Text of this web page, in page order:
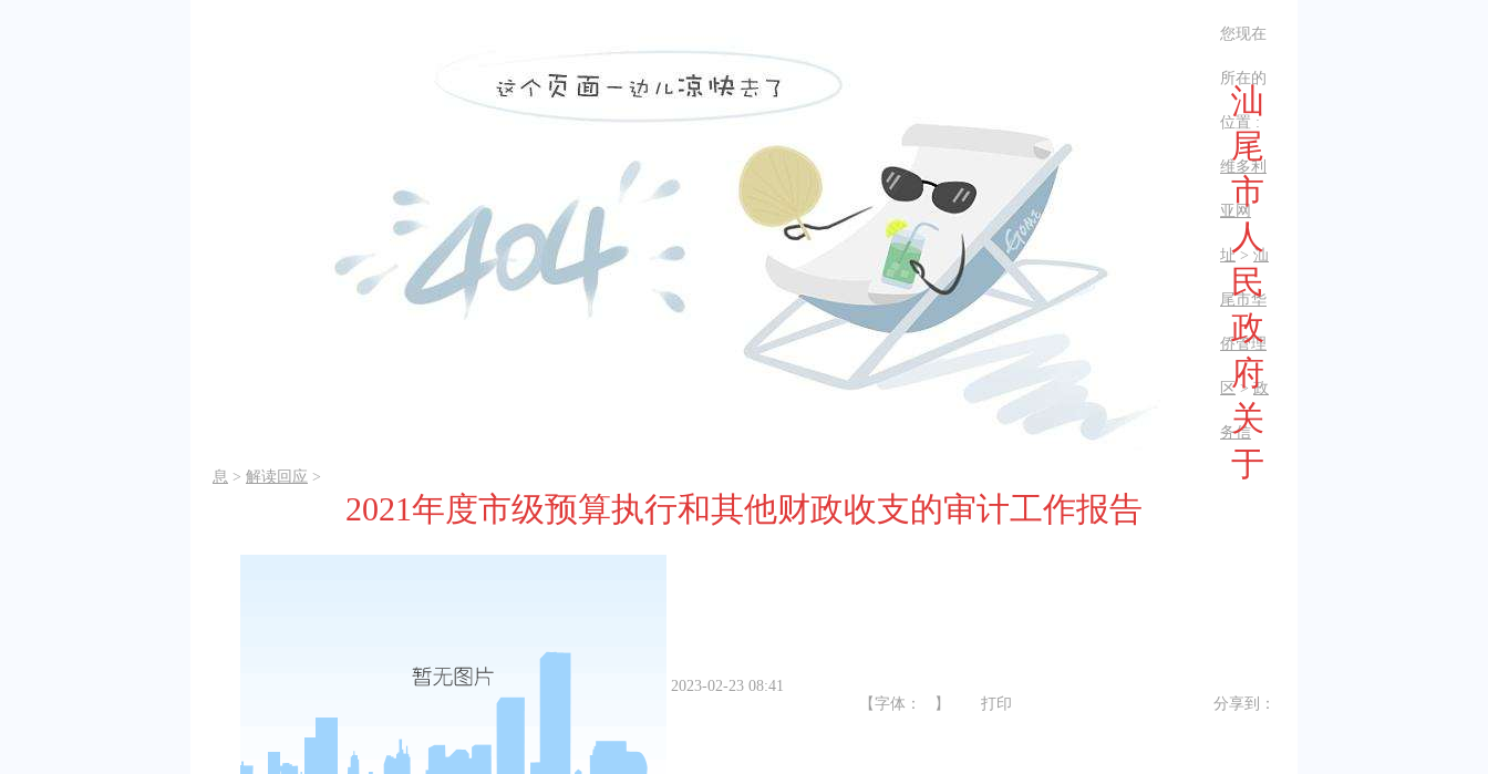
您现在
所在的
位置 :
维多利
亚网
址> 汕
尾市华
侨管理
区>政
务信
息 > 解读回应 >
汕
尾
市
人
民
政
府
关
于
2021年度市级预算执行和其他财政收支的审计工作报告
2023-02-23 08:41
【字体： 】 打印 分享到：